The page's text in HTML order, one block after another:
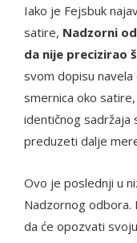
Iako je Fejsbuk
satire, Nadzorni
da nije precizirao
svom dopisu
smernica oko
identičnog sadržaja
preduzeti dalje
Ovo je poslednji u
Nadzornog odbora.
da će opozvati